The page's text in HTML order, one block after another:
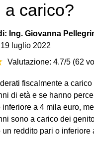
a carico?
Ing. Giovanna
luglio 2022
Valutazione: 4.7/5 (62
fiscalmente a carico
di età e se hanno
inferiore a 4 mila euro,
sono a carico dei
un reddito pari o inferiore